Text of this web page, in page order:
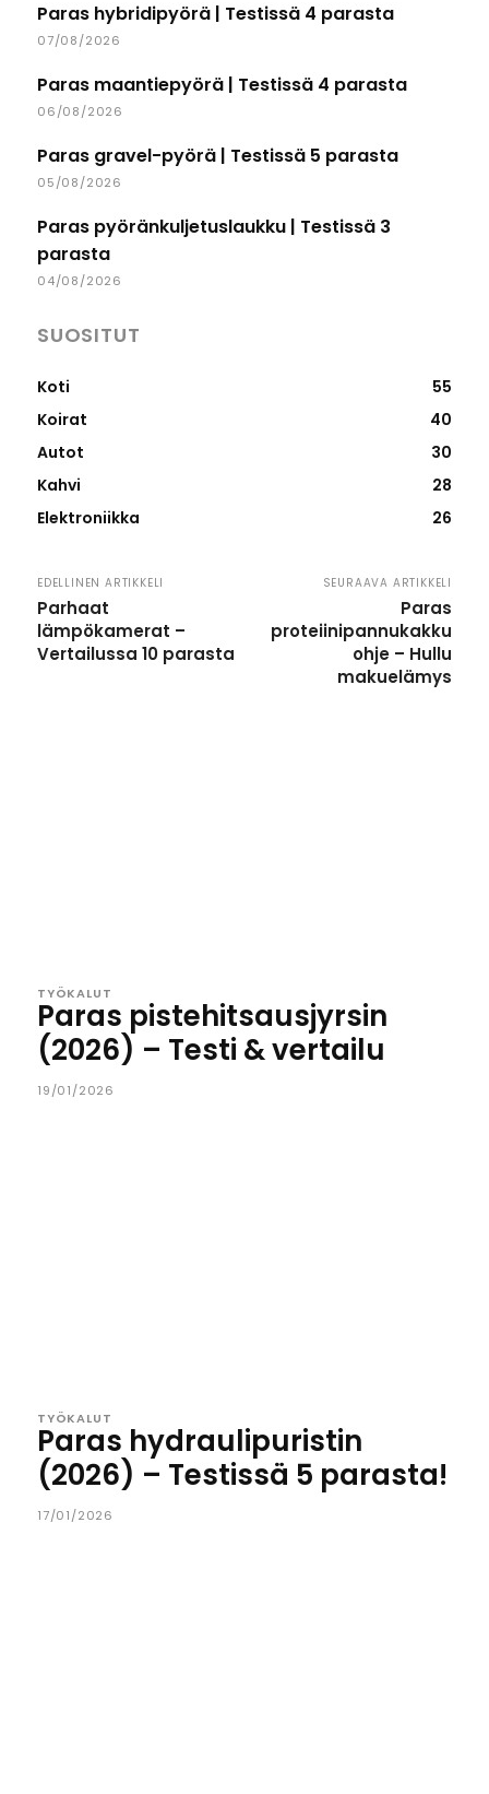
Paras hybridipyörä | Testissä 4 parasta
07/08/2026
Paras maantiepyörä | Testissä 4 parasta
06/08/2026
Paras gravel-pyörä | Testissä 5 parasta
05/08/2026
Paras pyöränkuljetuslaukku | Testissä 3
parasta
04/08/2026
SUOSITUT
Koti
55
Koirat
40
Autot
30
Kahvi
28
Elektroniikka
26
EDELLINEN ARTIKKELI
Parhaat
lämpökamerat –
Vertailussa 10 parasta
SEURAAVA ARTIKKELI
Paras
proteiinipannukakku
ohje – Hullu
makuelämys
TYÖKALUT
Paras pistehitsausjyrsin
(2026) – Testi & vertailu
19/01/2026
TYÖKALUT
Paras hydraulipuristin
(2026) – Testissä 5 parasta!
17/01/2026